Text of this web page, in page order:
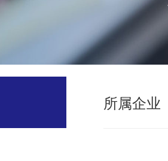
所属企业